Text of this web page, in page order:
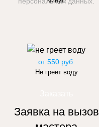
от 550 руб.
Не греет воду
Заявка на вызов